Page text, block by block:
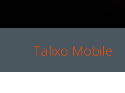
Talixo Mobile